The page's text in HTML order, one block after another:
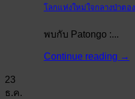
โลกแห่งใหม่ใจกลางป่าตอ
พบกับ Patongo :...
Continue reading →
23
ธ.ค.